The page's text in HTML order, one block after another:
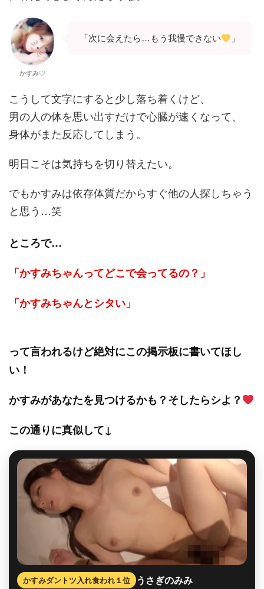
かすみ♡
「次に会えたら…もう我慢できない 」
こうして文字にすると少し落ち着くけど、
男の人の体を思い出すだけで心臓が速くなって、
身体がまた反応してしまう。
明日こそは気持ちを切り替えたい。
でもかすみは依存体質だからすぐ他の人探しちゃう
と思う…笑
ところで…
「かすみちゃんってどこで会ってるの？」
「かすみちゃんとシタい」
って言われるけど絶対にこの掲示板に書いてほし
い！
かすみがあなたを見つけるかも？そしたらシよ？
この通りに真似して↓
かすみダントツ入れ食われ１位 うさぎのみみ